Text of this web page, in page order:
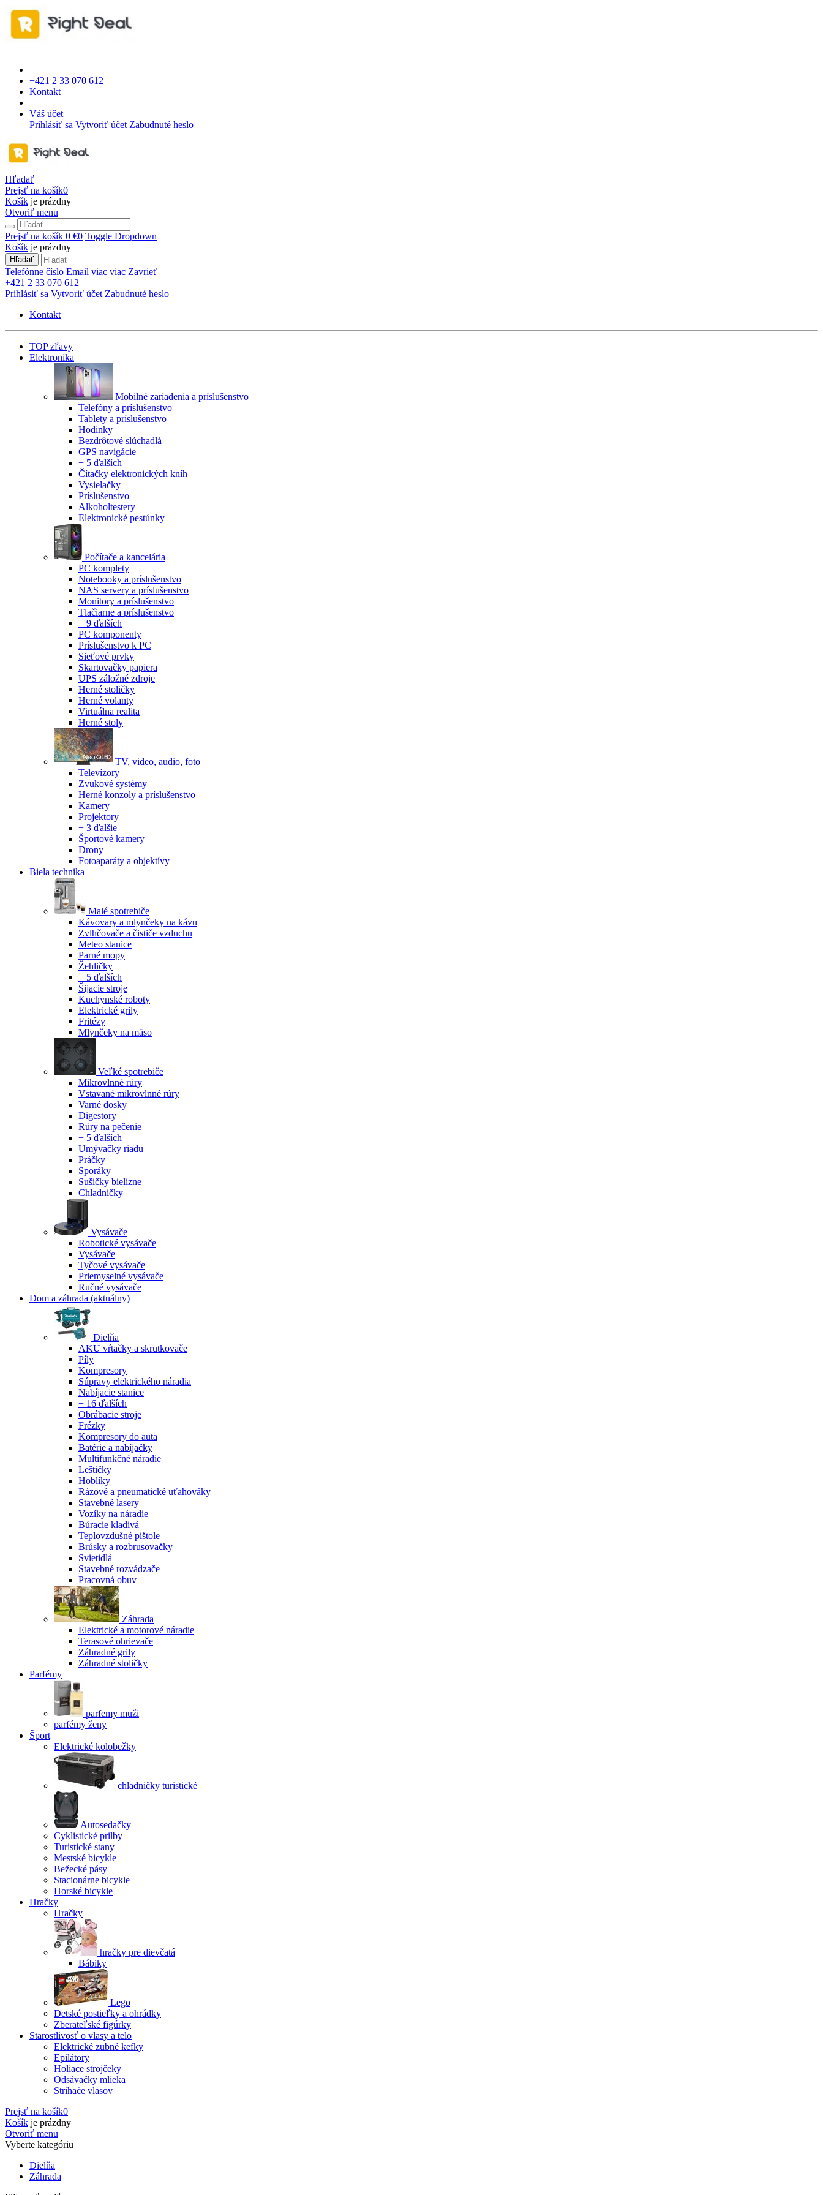
+421 2 33 070 612
Kontakt
Váš účet
Prihlásiť sa Vytvoriť účet Zabudnuté heslo
Hľadať
Prejsť na košík0
Košík je prázdny
Otvoriť menu
Prejsť na košík 0 €0 Toggle Dropdown
Košík je prázdny
Hľadať
Telefónne číslo Email viac viac Zavrieť
+421 2 33 070 612
Prihlásiť sa Vytvoriť účet Zabudnuté heslo
Kontakt
TOP zľavy
Elektronika
Mobilné zariadenia a príslušenstvo
Telefóny a príslušenstvo
Tablety a príslušenstvo
Hodinky
Bezdrôtové slúchadlá
GPS navigácie
+ 5 ďalších
Čítačky elektronických kníh
Vysielačky
Príslušenstvo
Alkoholtestery
Elektronické pestúnky
Počítače a kancelária
PC komplety
Notebooky a príslušenstvo
NAS servery a príslušenstvo
Monitory a príslušenstvo
Tlačiarne a príslušenstvo
+ 9 ďalších
PC komponenty
Príslušenstvo k PC
Sieťové prvky
Skartovačky papiera
UPS záložné zdroje
Herné stoličky
Herné volanty
Virtuálna realita
Herné stoly
TV, video, audio, foto
Televízory
Zvukové systémy
Herné konzoly a príslušenstvo
Kamery
Projektory
+ 3 ďalšie
Športové kamery
Drony
Fotoaparáty a objektívy
Biela technika
Malé spotrebiče
Kávovary a mlynčeky na kávu
Zvlhčovače a čističe vzduchu
Meteo stanice
Parné mopy
Žehličky
+ 5 ďalších
Šijacie stroje
Kuchynské roboty
Elektrické grily
Fritézy
Mlynčeky na mäso
Veľké spotrebiče
Mikrovlnné rúry
Vstavané mikrovlnné rúry
Varné dosky
Digestory
Rúry na pečenie
+ 5 ďalších
Umývačky riadu
Práčky
Sporáky
Sušičky bielizne
Chladničky
Vysávače
Robotické vysávače
Vysávače
Tyčové vysávače
Priemyselné vysávače
Ručné vysávače
Dom a záhrada (aktuálny)
Dielňa
AKU vŕtačky a skrutkovače
Píly
Kompresory
Súpravy elektrického náradia
Nabíjacie stanice
+ 16 ďalších
Obrábacie stroje
Frézky
Kompresory do auta
Batérie a nabíjačky
Multifunkčné náradie
Leštičky
Hoblíky
Rázové a pneumatické uťahováky
Stavebné lasery
Vozíky na náradie
Búracie kladivá
Teplovzdušné pištole
Brúsky a rozbrusovačky
Svietidlá
Stavebné rozvádzače
Pracovná obuv
Záhrada
Elektrické a motorové náradie
Terasové ohrievače
Záhradné grily
Záhradné stoličky
Parfémy
parfemy muži
parfémy ženy
Šport
Elektrické kolobežky
chladničky turistické
Autosedačky
Cyklistické prilby
Turistické stany
Mestské bicykle
Bežecké pásy
Stacionárne bicykle
Horské bicykle
Hračky
Hračky
hračky pre dievčatá
Bábiky
Lego
Detské postieľky a ohrádky
Zberateľské figúrky
Starostlivosť o vlasy a telo
Elektrické zubné kefky
Epilátory
Holiace strojčeky
Odsávačky mlieka
Strihače vlasov
Prejsť na košík0
Košík je prázdny
Otvoriť menu
Vyberte kategóriu
Dielňa
Záhrada